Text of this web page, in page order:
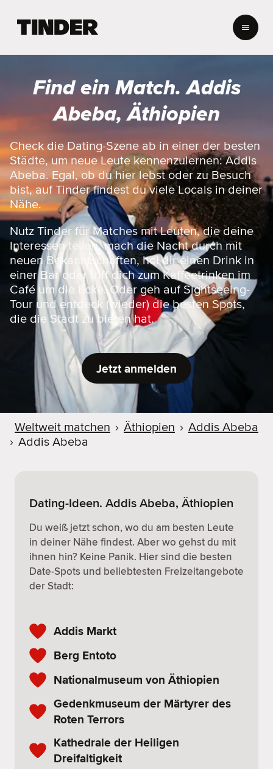
r
S
a
r
t
s
e
i
t
e
Find ein Match. Addis
Abeba, Äthiopien
Check die Dating-Szene ab in einer der besten
Städte, um neue Leute kennenzulernen: Addis
Abeba. Egal, ob du hier lebst oder zu Besuch
bist, auf Tinder findest du viele Locals in deiner
Nähe.
Nutz Tinder für Matches mit Leuten, die deine
Interessen teilen, mach die Nacht durch mit
neuen Bekanntschaften, hol dir einen Drink in
einer Bar oder triff dich zum Kaffeetrinken im
Café um die Ecke. Oder geh auf Sightseeing-
Tour und entdeck (wieder) die besten Spots,
die die Stadt zu bieten hat.
Jetzt anmelden
Weltweit matchen › Äthiopien › Addis Abeba
› Addis Abeba
Dating-Ideen. Addis Abeba, Äthiopien
Du weiß jetzt schon, wo du am besten Leute
in deiner Nähe findest. Aber wo gehst du mit
ihnen hin? Keine Panik. Hier sind die besten
Date-Spots und beliebtesten Freizeitangebote
der Stadt:
Addis Markt
Berg Entoto
Nationalmuseum von Äthiopien
Gedenkmuseum der Märtyrer des
Roten Terrors
Kathedrale der Heiligen
Dreifaltigkeit